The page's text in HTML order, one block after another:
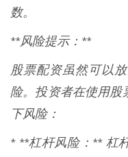
数。
**风险提示：**
股票配资虽然可以
险。投资者在使用股
下风险：
* **杠杆风险：** 杠